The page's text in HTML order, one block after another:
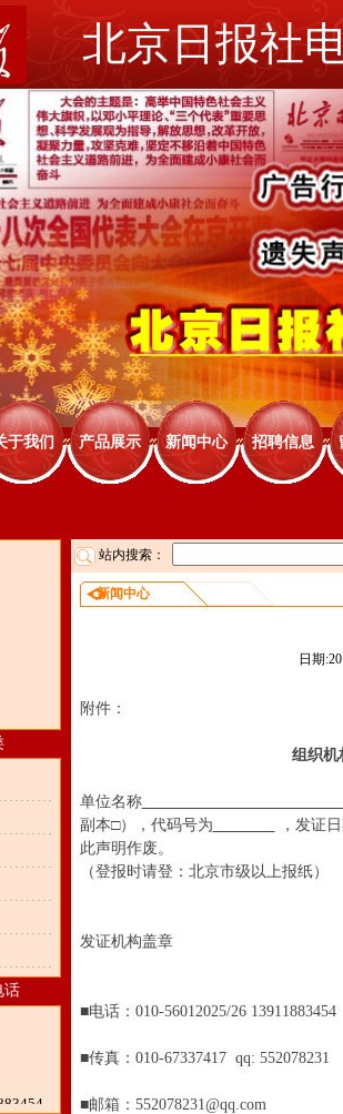
北京日报社
于我们 产品展示 新闻中心 招聘信息
话
站内搜索：
新闻中心
日期
附件：
组织机
单位名称
副本□），代码号为 ，发证
此声明作废。
（登报时请登：北京市级以上报纸）
发证机构盖章
■电话： 010-56012025/26 13911883454
■传真： 010-67337417 qq: 552078231
■邮箱： 552078231@qq.com